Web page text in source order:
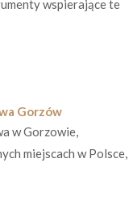
wspierające te
Gorzów
w Gorzowie,
miejscach w Polsce,